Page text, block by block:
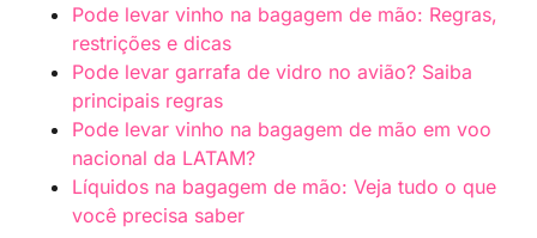
Pode levar vinho na bagagem de mão: Regras,
restrições e dicas
Pode levar garrafa de vidro no avião? Saiba
principais regras
Pode levar vinho na bagagem de mão em voo
nacional da LATAM?
Líquidos na bagagem de mão: Veja tudo o que
você precisa saber